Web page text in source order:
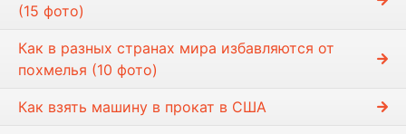
(15 фото)
Как в разных странах мира избавляются от
похмелья (10 фото)
Как взять машину в прокат в США